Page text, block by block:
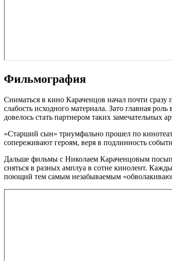
Фильмография
Сниматься в кино Караченцов начал почти
слабость исходного материала. Зато главная
довелось стать партнером таких
«Старший сын» триумфально прошел по
сопереживают героям, веря в подлинность
Дальше фильмы с Николаем Караченцовым
сняться в разных амплуа в сотне кинолент.
поющий тем самым незабываемым